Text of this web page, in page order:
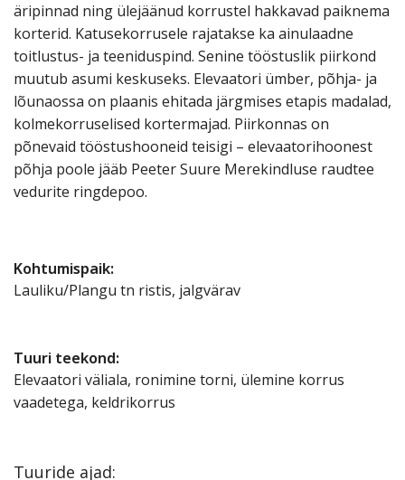
äripinnad ning ülejäänud korrustel hakkavad paiknema
korterid. Katusekorrusele rajatakse ka ainulaadne
toitlustus- ja teeniduspind. Senine tööstuslik piirkond
muutub asumi keskuseks. Elevaatori ümber, põhja- ja
lõunaossa on plaanis ehitada järgmises etapis madalad,
kolmekorruselised kortermajad. Piirkonnas on
põnevaid tööstushooneid teisigi – elevaatorihoonest
põhja poole jääb Peeter Suure Merekindluse raudtee
vedurite ringdepoo.
Kohtumispaik:
Lauliku/Plangu tn ristis, jalgvärav
Tuuri teekond:
Elevaatori väliala, ronimine torni, ülemine korrus
vaadetega, keldrikorrus
Tuuride ajad: